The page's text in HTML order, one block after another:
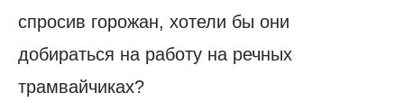
спросив горожан, хотели бы они
добираться на работу на речных
трамвайчиках?